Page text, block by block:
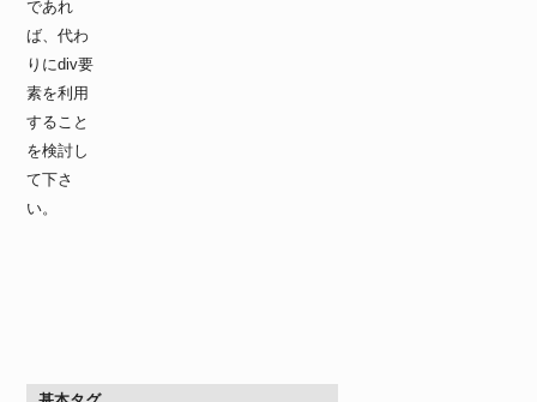
であれ
ば、代わ
りにdiv要
素を利用
すること
を検討し
て下さ
い。